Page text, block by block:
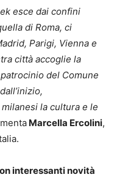
esce dai confini
di Roma, ci
Parigi, Vienna e
città accoglie la
del Comune
la cultura e le
Marcella Ercolini,
interessanti novità